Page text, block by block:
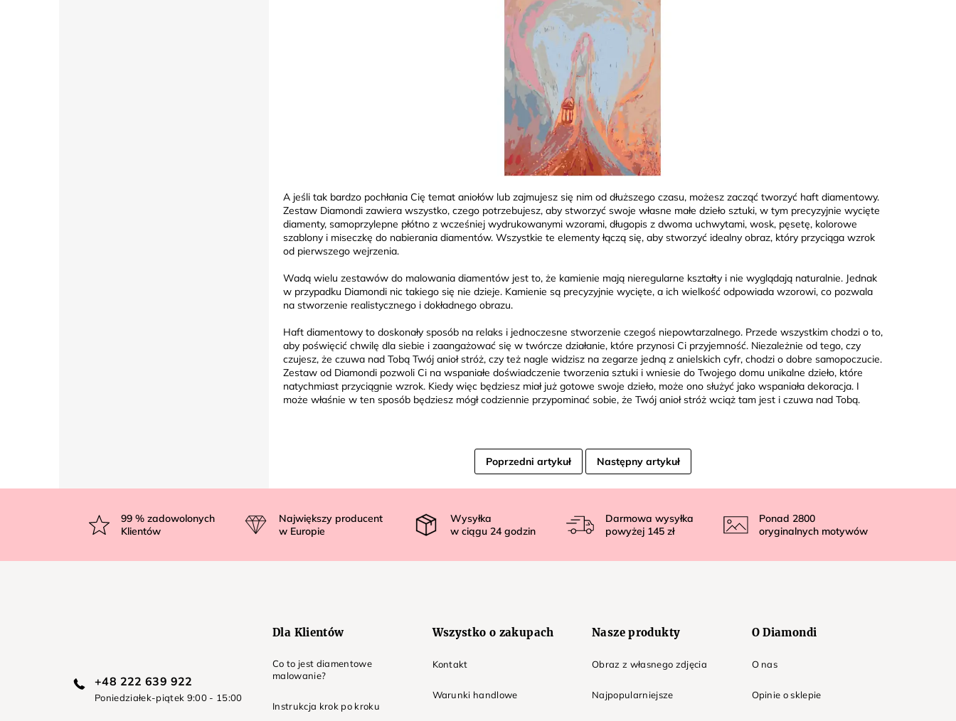
A jeśli tak bardzo pochłania Cię temat aniołów lub zajmujesz się nim od dłuższego czasu, możesz zacząć tworzyć haft diamentowy.
Zestaw Diamondi zawiera wszystko, czego potrzebujesz, aby stworzyć swoje własne małe dzieło sztuki, w tym precyzyjnie wycięte
diamenty, samoprzylepne płótno z wcześniej wydrukowanymi wzorami, długopis z dwoma uchwytami, wosk, pęsetę, kolorowe
szablony i miseczkę do nabierania diamentów. Wszystkie te elementy łączą się, aby stworzyć idealny obraz, który przyciąga wzrok
od pierwszego wejrzenia.
Wadą wielu zestawów do malowania diamentów jest to, że kamienie mają nieregularne kształty i nie wyglądają naturalnie. Jednak
w przypadku Diamondi nic takiego się nie dzieje. Kamienie są precyzyjnie wycięte, a ich wielkość odpowiada wzorowi, co pozwala
na stworzenie realistycznego i dokładnego obrazu.
Haft diamentowy to doskonały sposób na relaks i jednoczesne stworzenie czegoś niepowtarzalnego. Przede wszystkim chodzi o to,
aby poświęcić chwilę dla siebie i zaangażować się w twórcze działanie, które przynosi Ci przyjemność. Niezależnie od tego, czy
czujesz, że czuwa nad Tobą Twój anioł stróż, czy też nagle widzisz na zegarze jedną z anielskich cyfr, chodzi o dobre samopoczucie.
Zestaw od Diamondi pozwoli Ci na wspaniałe doświadczenie tworzenia sztuki i wniesie do Twojego domu unikalne dzieło, które
natychmiast przyciągnie wzrok. Kiedy więc będziesz miał już gotowe swoje dzieło, może ono służyć jako wspaniała dekoracja. I
może właśnie w ten sposób będziesz mógł codziennie przypominać sobie, że Twój anioł stróż wciąż tam jest i czuwa nad Tobą.
Poprzedni artykuł Następny artykuł
p
99% zadowolonych
Klientów
Największy producent
w Europie
Wysyłka
w ciągu 24 godzin
Darmowa wysyłka
powyżej 145 zł
Ponad 2800
oryginalnych motywów
+48 222 639 922
Poniedziałek-piątek 9:00 - 15:00
Dla Klientów
Co to jest diamentowe
malowanie?
Instrukcja krok po kroku
Wszystko o zakupach
Kontakt
Warunki handlowe
Nasze produkty
Obraz z własnego zdjęcia
Najpopularniejsze
O Diamondi
O nas
Opinie o sklepie